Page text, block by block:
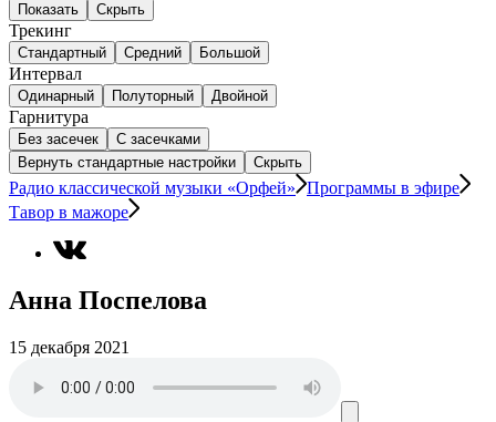
Показать Скрыть
Трекинг
Стандартный Средний Большой
Интервал
Одинарный Полуторный Двойной
Гарнитура
Без засечек
С засечками
Вернуть стандартные настройки
Скрыть
Радио классической музыки «Орфей»
Программы в эфире
Тавор в мажоре
Анна Поспелова
15 декабря 2021